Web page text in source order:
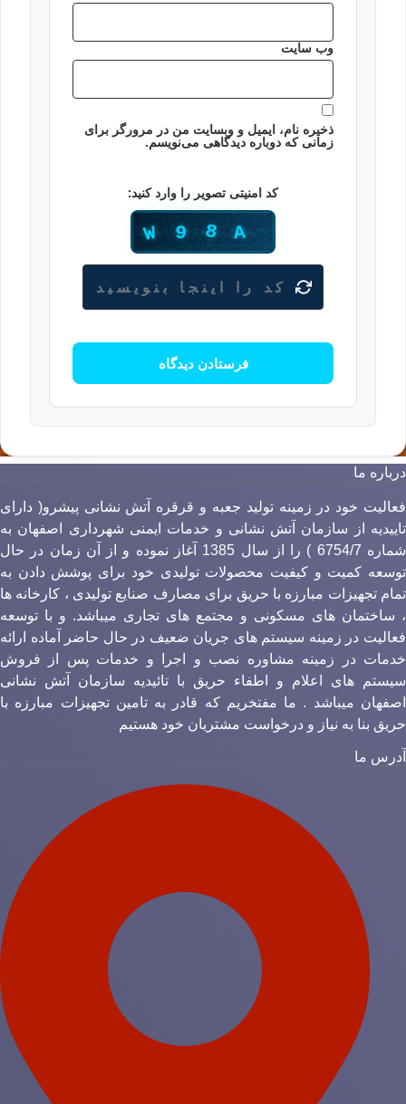
وب‌ سایت
ذخیره نام، ایمیل و وبسایت من در مرورگر برای
زمانی که دوباره دیدگاهی می‌نویسم.
کد امنیتی تصویر را وارد کنید:
ما
خود در زمینه تولید جعبه و قرقره آتش نشانی پیشرو( دارای
از سازمان آتش نشانی و خدمات ایمنی شهرداری اصفهان به
شماره 6754/7 ) را از سال 1385 آغاز نموده و از آن زمان در حال
کمیت و کیفیت محصولات تولیدی خود برای پوشش دادن به
تجهیزات مبارزه با حریق برای مصارف صنایع تولیدی ، کارخانه ها
ساختمان های مسکونی و مجتمع های تجاری میباشد. و با توسعه
در زمینه سیستم های جریان ضعیف در حال حاضر آماده ارائه
در زمینه مشاوره نصب و اجرا و خدمات پس از فروش
های اعلام و اطفاء حریق با تائیدیه سازمان آتش نشانی
میباشد . ما مفتخریم که قادر به تامین تجهیزات مبارزه با
بنا به نیاز و درخواست مشتریان خود هستیم
ما